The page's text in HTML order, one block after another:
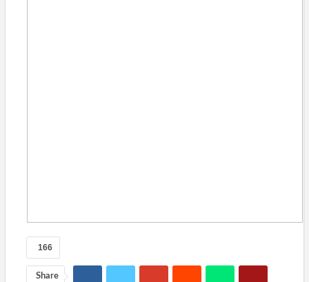
166
Share